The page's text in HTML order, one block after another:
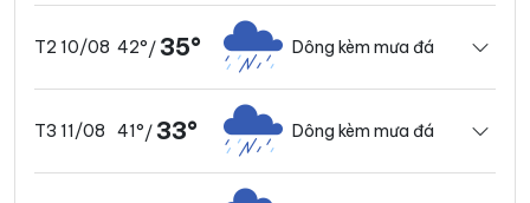
T2 10/08 42°/ 35° Dông kèm mưa đá
T3 11/08 41°/ 33° Dông kèm mưa đá